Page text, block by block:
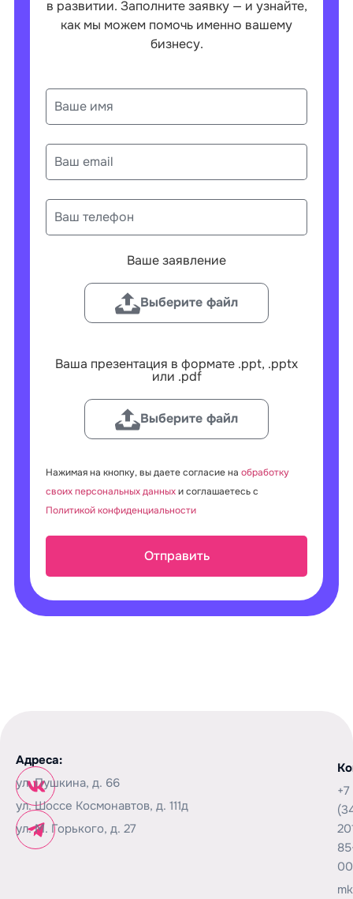
в развитии. Заполните заявку — и узнайте,
как мы можем помочь именно вашему
бизнесу.
Ваше заявление
Выберите файл
Ваша презентация в формате .ppt, .pptx
или .pdf
Выберите файл
Нажимая на кнопку, вы даете согласие на обработку
своих персональных данныхи соглашаетесь с
Политикой конфиденциальности
Адреса:
ул. Пушкина, д. 66
ул. Шоссе Космонавтов, д. 111д
ул. М. Горького, д. 27
+7
00